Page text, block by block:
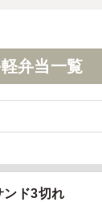
弁当一覧
ンド3切れ